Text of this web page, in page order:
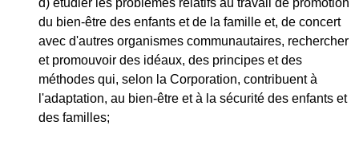
du bien-être des enfants et de la famille et, de concert
avec d'autres organismes communautaires, rechercher
et promouvoir des idéaux, des principes et des
méthodes qui, selon la Corporation, contribuent à
l'adaptation, au bien-être et à la sécurité des enfants et
des familles;